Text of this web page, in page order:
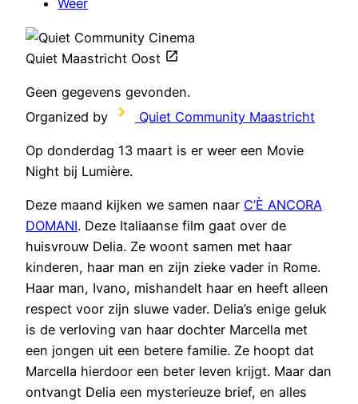
Weer
Quiet Maastricht Oost
Geen gegevens gevonden.
Organized by
Quiet Community Maastricht
Op donderdag 13 maart is er weer een Movie
Night bij Lumière.
Deze maand kijken we samen naar C’È ANCORA
DOMANI. Deze Italiaanse film gaat over de
huisvrouw Delia. Ze woont samen met haar
kinderen, haar man en zijn zieke vader in Rome.
Haar man, Ivano, mishandelt haar en heeft alleen
respect voor zijn sluwe vader. Delia’s enige geluk
is de verloving van haar dochter Marcella met
een jongen uit een betere familie. Ze hoopt dat
Marcella hierdoor een beter leven krijgt. Maar dan
ontvangt Delia een mysterieuze brief, en alles